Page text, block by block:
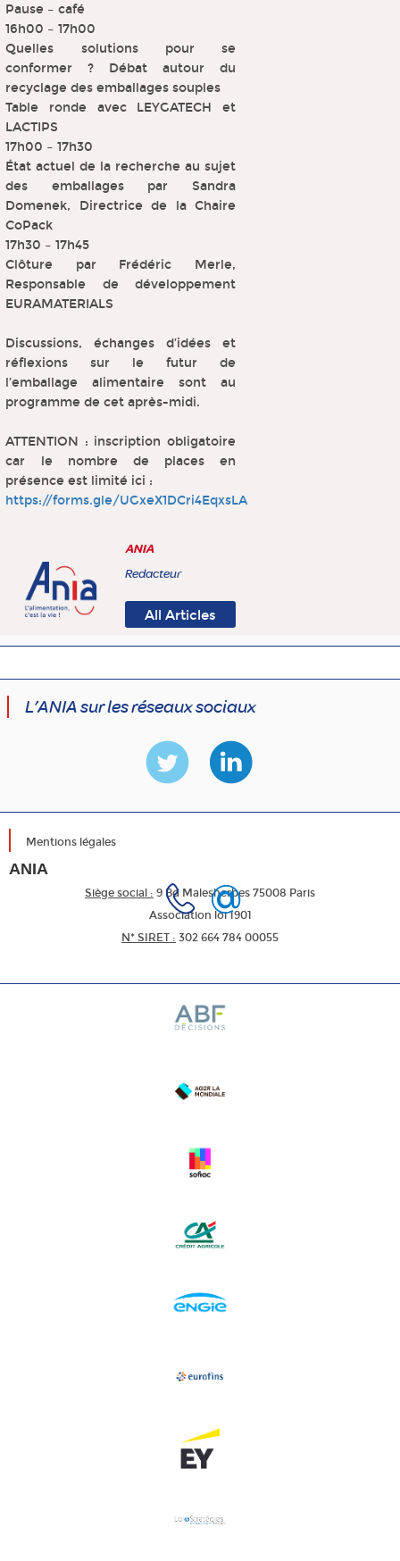
Pause – café
16h00 – 17h00
Quelles solutions pour se
conformer ? Débat autour du
recyclage des emballages souples
Table ronde avec LEYGATECH et
LACTIPS
17h00 – 17h30
État actuel de la recherche au sujet
des emballages par Sandra
Domenek, Directrice de la Chaire
CoPack
17h30 – 17h45
Clôture par Frédéric Merle,
Responsable de développement
EURAMATERIALS
Discussions, échanges d’idées et
réflexions sur le futur de
l’emballage alimentaire sont au
programme de cet après-midi.
ATTENTION : inscription obligatoire
car le nombre de places en
présence est limité ici :
https://forms.gle/UGxeX1DCri4EqxsLA
ANIA
Redacteur
All Articles
L’ANIA sur les réseaux sociaux
Mentions légales
ANIA
Siège social : 9 Bd Malesherbes 75008 Paris
Association loi 1901
N* SIRET : 302 664 784 00055